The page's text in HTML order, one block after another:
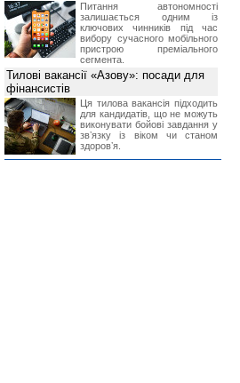
Питання автономності
залишається одним із
ключових чинників під час
вибору сучасного мобільного
пристрою преміального
сегмента.
Тилові вакансії «Азову»: посади для
фінансистів
Ця тилова вакансія підходить
для кандидатів, що не можуть
виконувати бойові завдання у
звʼязку із віком чи станом
здоровʼя.